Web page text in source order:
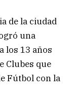
de la ciudad
una
los 13 años
Clubes que
Fútbol con la